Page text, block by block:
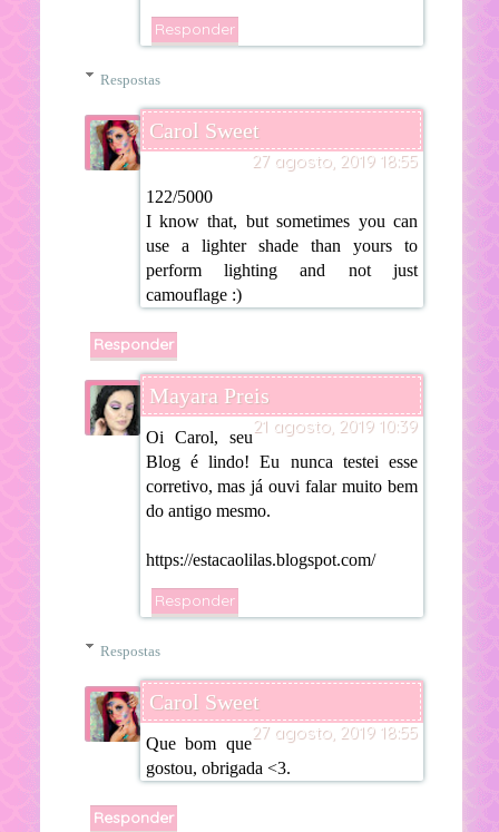
Responder
Respostas
Carol Sweet
27 agosto, 2019 18:55
122/5000
I know that, but sometimes you can
use a lighter shade than yours to
perform lighting and not just
camouflage :)
Responder
Mayara Preis
21 agosto, 2019 10:39
Oi Carol, seu
Blog é lindo! Eu nunca testei esse
corretivo, mas já ouvi falar muito bem
do antigo mesmo.
https://estacaolilas.blogspot.com/
Responder
Respostas
Carol Sweet
27 agosto, 2019 18:55
Que bom que
gostou, obrigada <3.
Responder